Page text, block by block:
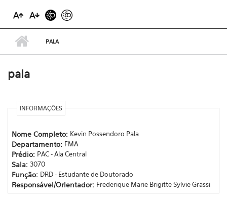
PALA
pala
INFORMAÇÕES
Nome Completo: Kevin Possendoro Pala
Departamento: FMA
Prédio: PAC - Ala Central
Sala: 3070
Função: DRD - Estudante de Doutorado
Responsável/Orientador: Frederique Marie Brigitte Sylvie Grassi